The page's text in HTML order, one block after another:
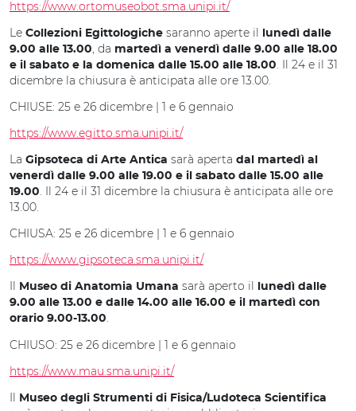
https://www.ortomuseobot.sma.unipi.it/
Le Collezioni Egittologiche saranno aperte il
lunedì dalle
9.00 alle 13.00, da martedì a venerdì dalle 9.00 alle 18.00
e il sabato e la domenica dalle 15.00 alle 18.00. Il 24 e il 31
dicembre la chiusura è anticipata alle ore 13.00.
CHIUSE: 25 e 26 dicembre | 1 e 6 gennaio
https://www.egitto.sma.unipi.it/
La Gipsoteca di Arte Antica sarà aperta dal martedì al
venerdì dalle 9.00 alle 19.00 e il sabato dalle 15.00 alle
19.00. Il 24 e il 31 dicembre la chiusura è anticipata alle ore
13.00.
CHIUSA: 25 e 26 dicembre | 1 e 6 gennaio
https://www.gipsoteca.sma.unipi.it/
Museo di Anatomia Umana sarà aperto il
lunedì dalle
9.00 alle 13.00 e dalle 14.00 alle 16.00 e il martedì con
orario 9.00-13.00.
CHIUSO: 25 e 26 dicembre | 1 e 6 gennaio
https://www.mau.sma.unipi.it/
Museo degli Strumenti di Fisica/Ludoteca Scientifica